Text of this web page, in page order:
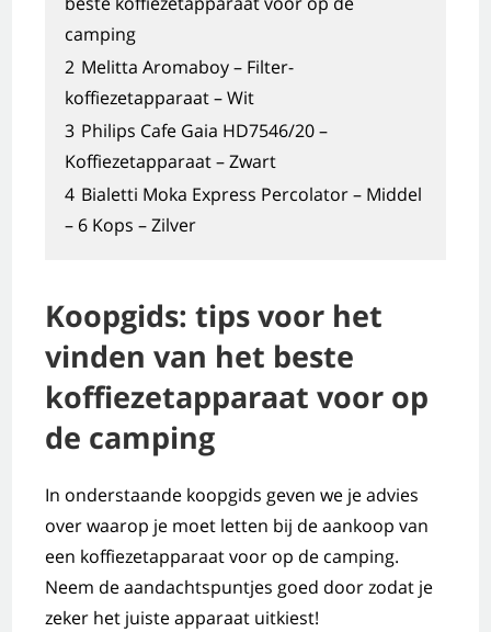
camping
2 Melitta Aromaboy – Filter-
koffiezetapparaat – Wit
3 Philips Cafe Gaia HD7546/20 –
Koffiezetapparaat – Zwart
4 Bialetti Moka Express Percolator – Middel
– 6 Kops – Zilver
Koopgids: tips voor het
vinden van het beste
koffiezetapparaat voor op
de camping
In onderstaande koopgids geven we je advies
over waarop je moet letten bij de aankoop van
een koffiezetapparaat voor op de camping.
Neem de aandachtspuntjes goed door zodat je
zeker het juiste apparaat uitkiest!